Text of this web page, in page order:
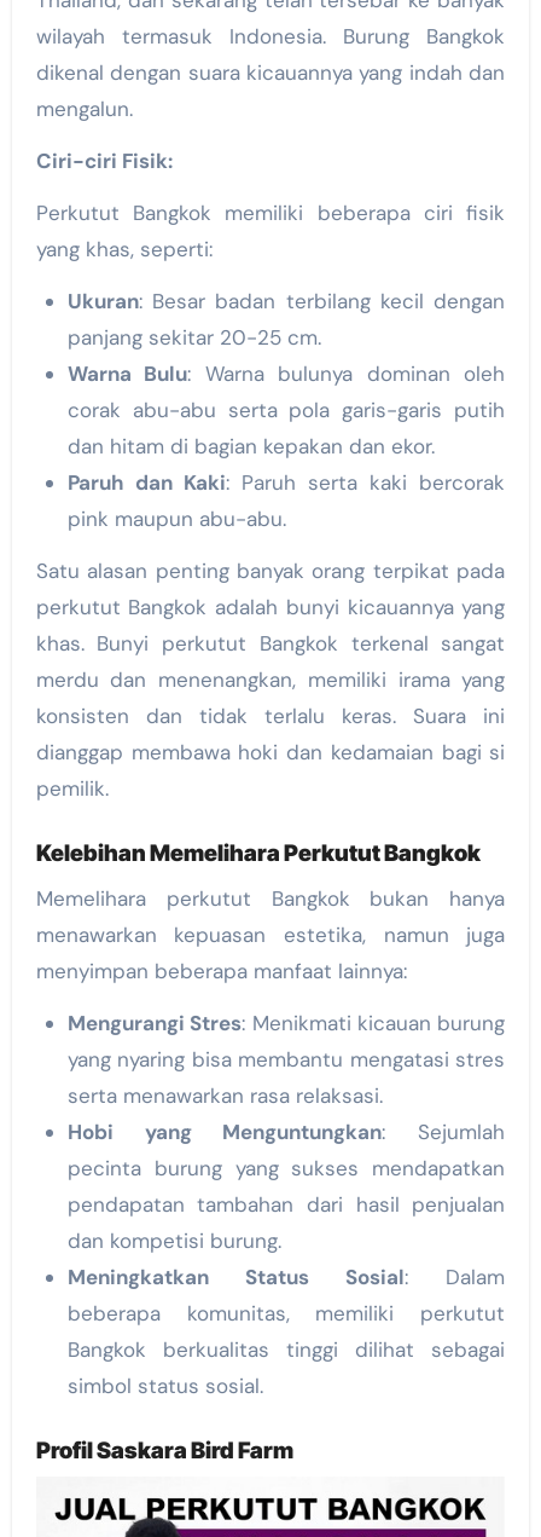
wilayah termasuk Indonesia. Burung Bangkok
dikenal dengan suara kicauannya yang indah dan
mengalun.
Ciri-ciri Fisik:
Perkutut Bangkok memiliki beberapa ciri fisik
yang khas, seperti:
Ukuran: Besar badan terbilang kecil dengan
panjang sekitar 20-25 cm.
Warna Bulu: Warna bulunya dominan oleh
corak abu-abu serta pola garis-garis putih
dan hitam di bagian kepakan dan ekor.
Paruh dan Kaki: Paruh serta kaki bercorak
pink maupun abu-abu.
Satu alasan penting banyak orang terpikat pada
perkutut Bangkok adalah bunyi kicauannya yang
khas. Bunyi perkutut Bangkok terkenal sangat
merdu dan menenangkan, memiliki irama yang
konsisten dan tidak terlalu keras. Suara ini
dianggap membawa hoki dan kedamaian bagi si
pemilik.
Kelebihan Memelihara Perkutut Bangkok
Memelihara perkutut Bangkok bukan hanya
menawarkan kepuasan estetika, namun juga
menyimpan beberapa manfaat lainnya:
Mengurangi Stres: Menikmati kicauan burung
yang nyaring bisa membantu mengatasi stres
serta menawarkan rasa relaksasi.
Hobi yang Menguntungkan: Sejumlah
pecinta burung yang sukses mendapatkan
pendapatan tambahan dari hasil penjualan
dan kompetisi burung.
Meningkatkan Status Sosial: Dalam
beberapa komunitas, memiliki perkutut
Bangkok berkualitas tinggi dilihat sebagai
simbol status sosial.
Profil Saskara Bird Farm